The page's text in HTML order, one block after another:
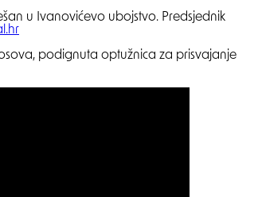
u Ivanovićevo ubojstvo. Predsjednik
podignuta optužnica za prisvajanje